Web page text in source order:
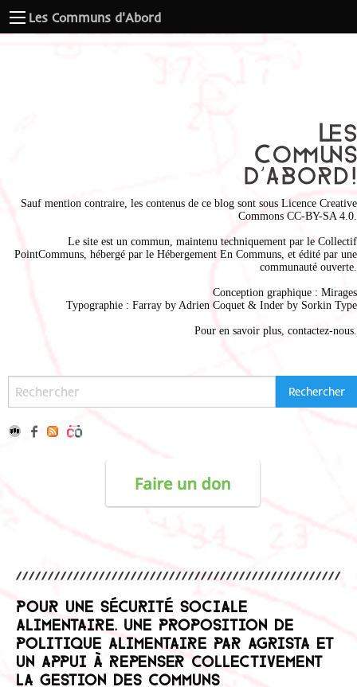
Les Communs d'Abord
Sauf mention contraire, les contenus de ce blog sont sous Licence Creative
Commons CC-BY-SA 4.0
Le site est un commun, maintenu techniquement par le Collectif
PointCommuns , hébergé par le Hébergement En Communs , et édité par une
communauté ouverte.
Conception graphique : Mirages
Typographie : Farray by Adrien Coquet & Inder by Sorkin Type
Pour en savoir plus, contactez-nous
Pour une sécurité sociale
alimentaire. Une proposition de
politique alimentaire par Agrista et
un appui à repenser collectivement
la gestion des communs